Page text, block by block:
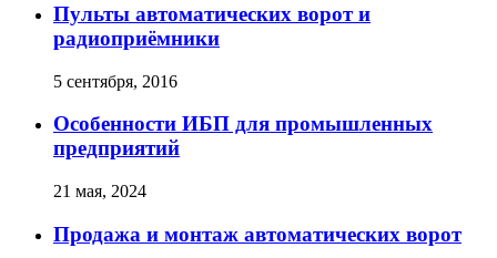
Пульты автоматических ворот и
радиоприёмники
5 сентября, 2016
Особенности ИБП для промышленных
предприятий
21 мая, 2024
Продажа и монтаж автоматических ворот